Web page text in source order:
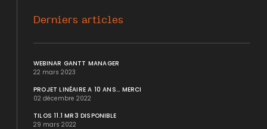
Derniers articles
WEBINAR GANTT MANAGER
22 mars 2023
PROJET LINÉAIRE A 10 ANS... MERCI
02 décembre 2022
TILOS 11.1 MR3 DISPONIBLE
29 mars 2022